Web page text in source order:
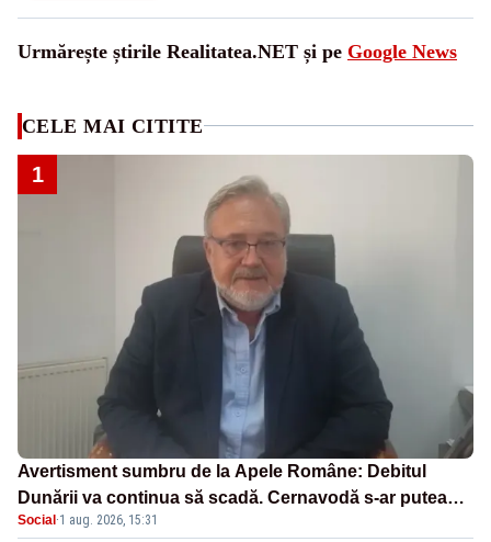
Urmărește știrile Realitatea.NET și pe Google News
CELE MAI CITITE
1
Avertisment sumbru de la Apele Române: Debitul
Dunării va continua să scadă. Cernavodă s-ar putea
închide în 4 zile
Social ·1 aug. 2026, 15:31